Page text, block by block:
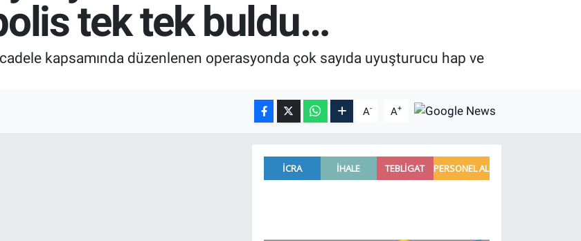
BITCOIN
65.130,04
1.2
tek tek buldu…
kapsamında düzenlenen operasyonda çok sayıda uyuşturucu hap ve
A- A+